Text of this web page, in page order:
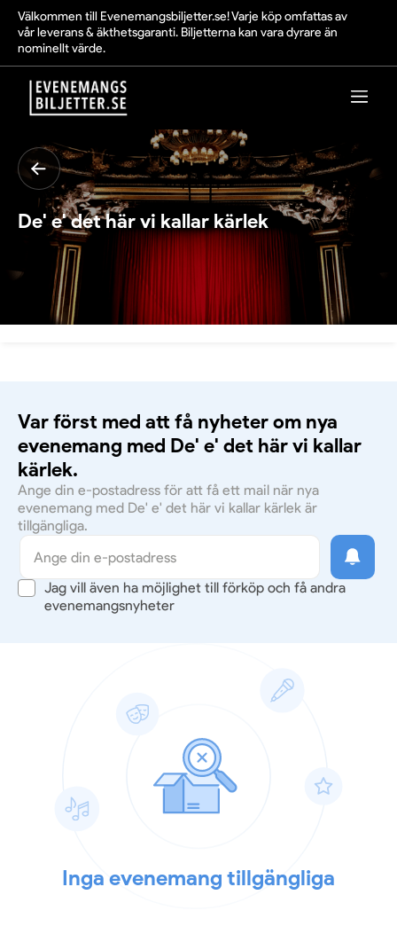
Välkommen till Evenemangsbiljetter.se! Varje köp omfattas av
vår leverans & äkthetsgaranti. Biljetterna kan vara dyrare än
nominellt värde.
De' e' det här vi kallar kärlek
Var först med att få nyheter om nya
evenemang med De' e' det här vi kallar
kärlek.
Ange din e-postadress för att få ett mail när nya
evenemang med De' e' det här vi kallar kärlek är
tillgängliga.
Jag vill även ha möjlighet till förköp och få andra
evenemangsnyheter
Inga evenemang tillgängliga